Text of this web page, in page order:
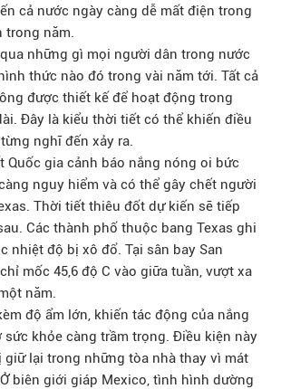
cả nước ngày càng dễ mất điện trong
trong năm.
những gì mọi người dân trong nước
thức nào đó trong vài năm tới. Tất cả
được thiết kế để hoạt động trong
Đây là kiểu thời tiết có thể khiến điều
nghĩ đến xảy ra.
Quốc gia cảnh báo nắng nóng oi bức
nguy hiểm và có thể gây chết người
Thời tiết thiêu đốt dự kiến sẽ tiếp
Các thành phố thuộc bang Texas ghi
nhiệt độ bị xô đổ. Tại sân bay San
mốc 45,6 độ C vào giữa tuần, vượt xa
năm.
độ ẩm lớn, khiến tác động của nắng
sức khỏe càng trầm trọng. Điều kiện này
giữ lại trong những tòa nhà thay vì mát
biên giới giáp Mexico, tình hình dường